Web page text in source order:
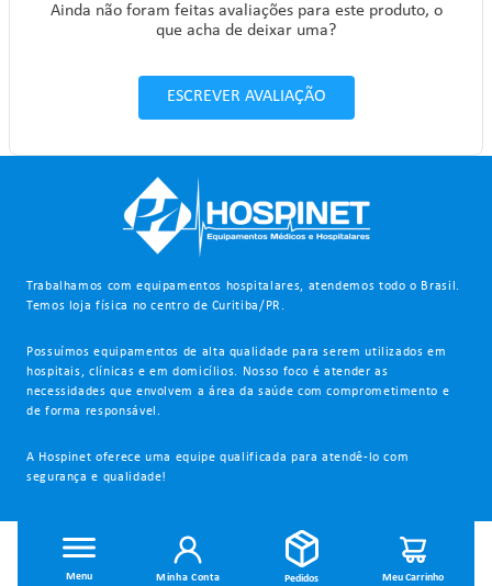
Minha Conta
Ainda não foram feitas avaliações para este produto, o
que acha de deixar uma?
ESCREVER AVALIAÇÃO
Trabalhamos com equipamentos hospitalares, atendemos todo o Brasil.
Temos loja física no centro de Curitiba/PR.
Possuímos equipamentos de alta qualidade para serem utilizados em
hospitais, clínicas e em domicílios. Nosso foco é atender as
necessidades que envolvem a área da saúde com comprometimento e
de forma responsável.
A Hospinet oferece uma equipe qualificada para atendê-lo com
segurança e qualidade!
INSTITUCIONAL